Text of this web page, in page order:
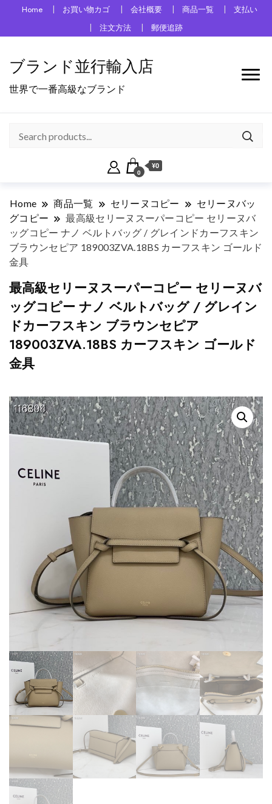
Home お買い物カゴ 会社概要 商品一覧
支払い
注文方法
郵便追跡
ブランド並行輸入店
世界で一番高級なブランド
0
¥0
Home 商品一覧 セリーヌコピー
セリーヌバッ
グコピー
最高級セリーヌスーパーコピー セリーヌバ
ッグコピー ナノ ベルトバッグ / グレインドカーフスキン
ブラウンセピア 189003ZVA.18BS カーフスキン ゴールド
金具
最高級セリーヌスーパーコピー セリーヌバ
ッグコピー ナノ ベルトバッグ / グレイン
ドカーフスキン ブラウンセピア
189003ZVA.18BS カーフスキン ゴールド
金具